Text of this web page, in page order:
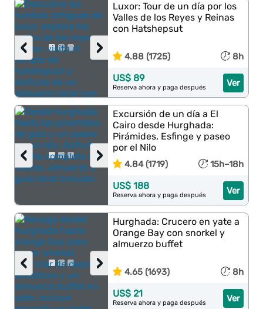
›
‹
Luxor: Tour de un día por los
Valles de los Reyes y Reinas
con Hatshepsut
4.88 (1725) 8h
Ver
US$ 89
Reserva ahora y paga después
›
‹
Excursión de un día a El
Cairo desde Hurghada:
Pirámides, Esfinge y paseo
por el Nilo
4.84 (1719) 15h–18h
Ver
US$ 188
Reserva ahora y paga después
›
‹
Hurghada: Crucero en yate a
Orange Bay con snorkel y
almuerzo buffet
4.65 (1693) 8h
Ver
US$ 21
Reserva ahora y paga después